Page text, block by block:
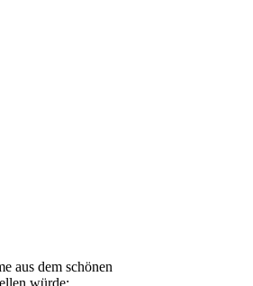
aus dem schönen
würde: